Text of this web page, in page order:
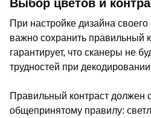
Выбор цветов и
При настройке дизайна
важно сохранить правильный
гарантирует, что сканеры не
трудностей при
Правильный контраст должен
общепринятому правилу: